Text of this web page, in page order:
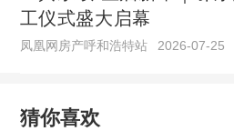
工仪式盛大启幕
凤凰网房产呼和浩特站 2026-07-25
猜你喜欢